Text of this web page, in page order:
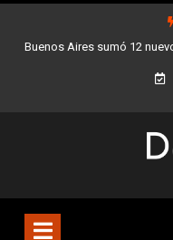
y ya son 90 en toda la